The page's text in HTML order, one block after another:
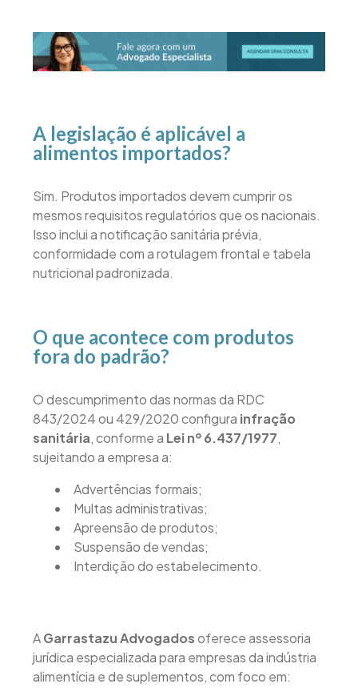
A legislação é aplicável a
alimentos importados?
Sim. Produtos importados devem cumprir os
mesmos requisitos regulatórios que os nacionais.
Isso inclui a notificação sanitária prévia,
conformidade com a rotulagem frontal e tabela
nutricional padronizada.
O que acontece com produtos
fora do padrão?
O descumprimento das normas da RDC
843/2024 ou 429/2020 configura infração
sanitária, conforme a Lei nº 6.437/1977,
sujeitando a empresa a:
Advertências formais;
Multas administrativas;
Apreensão de produtos;
Suspensão de vendas;
Interdição do estabelecimento.
AGarrastazu Advogadosoferece assessoria
jurídica especializada para empresas da indústria
alimentícia e de suplementos, com foco em: